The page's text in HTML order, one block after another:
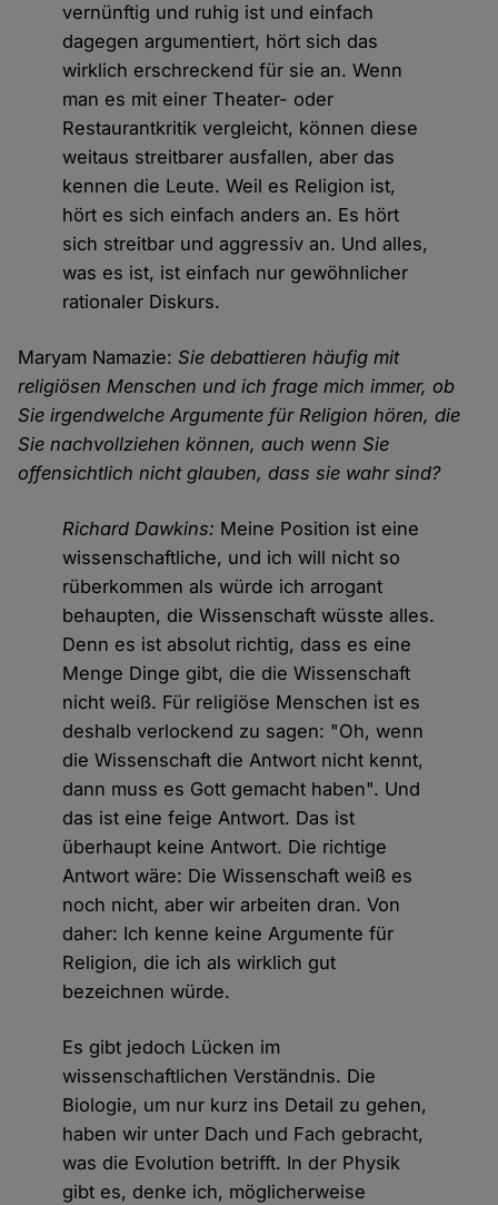
vernünftig und ruhig ist und einfach
dagegen argumentiert, hört sich das
wirklich erschreckend für sie an. Wenn
man es mit einer Theater- oder
Restaurantkritik vergleicht, können diese
weitaus streitbarer ausfallen, aber das
kennen die Leute. Weil es Religion ist,
hört es sich einfach anders an. Es hört
sich streitbar und aggressiv an. Und alles,
was es ist, ist einfach nur gewöhnlicher
rationaler Diskurs.
Maryam Namazie:Sie debattieren häufig mit
religiösen Menschen und ich frage mich immer, ob
Sie irgendwelche Argumente für Religion hören, die
Sie nachvollziehen können, auch wenn Sie
offensichtlich nicht glauben, dass sie wahr sind?
Richard Dawkins: Meine Position ist eine
wissenschaftliche, und ich will nicht so
rüberkommen als würde ich arrogant
behaupten, die Wissenschaft wüsste alles.
Denn es ist absolut richtig, dass es eine
Menge Dinge gibt, die die Wissenschaft
nicht weiß. Für religiöse Menschen ist es
deshalb verlockend zu sagen: "Oh, wenn
die Wissenschaft die Antwort nicht kennt,
dann muss es Gott gemacht haben". Und
das ist eine feige Antwort. Das ist
überhaupt keine Antwort. Die richtige
Antwort wäre: Die Wissenschaft weiß es
noch nicht, aber wir arbeiten dran. Von
daher: Ich kenne keine Argumente für
Religion, die ich als wirklich gut
bezeichnen würde.
Es gibt jedoch Lücken im
wissenschaftlichen Verständnis. Die
Biologie, um nur kurz ins Detail zu gehen,
haben wir unter Dach und Fach gebracht,
was die Evolution betrifft. In der Physik
gibt es, denke ich, möglicherweise